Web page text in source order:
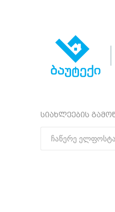
სიახლეების